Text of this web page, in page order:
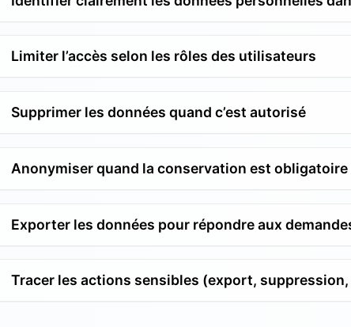
Limiter l’accès selon les rôles des utilisateurs
Supprimer les données quand c’est autorisé
Anonymiser quand la conservation est obligatoire
Exporter les données pour répondre aux
Tracer les actions sensibles (export,